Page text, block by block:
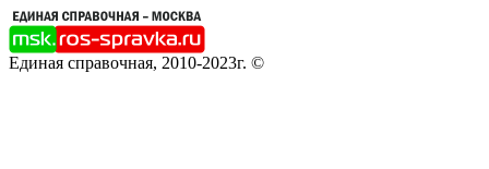
Единая справочная, 2010-2023г. ©